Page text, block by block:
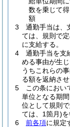
数を乗じて
額
3
通勤手当は、
ては、規則で
に支給する。
4
通勤手当を支
める事由が生
うちこれらの
る額を返納さ
5
この条におい
単位となる期
位として規則
ては、1箇月)を
6
前各項に規定